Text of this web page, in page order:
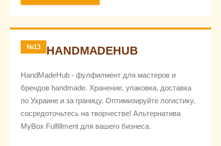
№13 HANDMADEHUB
HandMadeHub - фулфилмент для мастеров и
брендов handmade. Хранение, упаковка, доставка
по Украине и за границу. Оптимизируйте логистику,
сосредоточьтесь на творчестве! Альтернатива
MyBox Fulfillment для вашего бизнеса.